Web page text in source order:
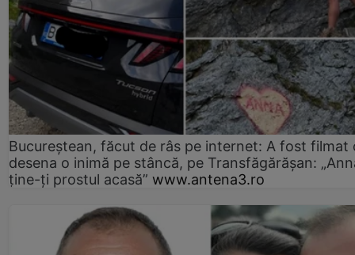
Bucureștean, făcut de râs pe internet: A fost filmat
desena o inimă pe stâncă, pe Transfăgărășan:
ține-ți prostul acasă” www.antena3.ro